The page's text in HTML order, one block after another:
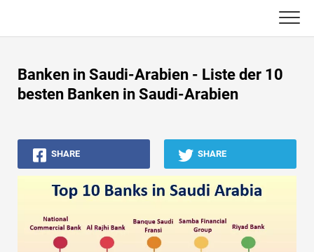
content
Buchhaltungs-Tutorials
Excel, VBA & Power BI
Investment Banking Tutorials
Top Bücher
Banken in Saudi-Arabien - Liste der 10
besten Banken in Saudi-Arabien
SHARE SHARE